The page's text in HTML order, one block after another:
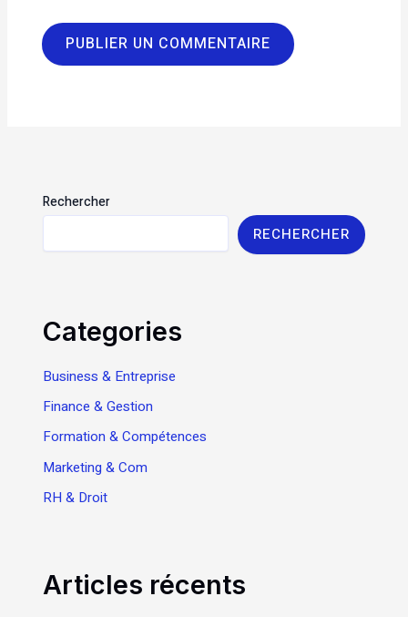
Rechercher
RECHERCHER
Categories
Business & Entreprise
Finance & Gestion
Formation & Compétences
Marketing & Com
RH & Droit
Articles récents